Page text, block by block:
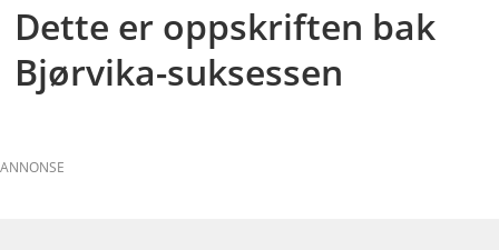
Dette er oppskriften bak
Bjørvika-suksessen
ANNONSE